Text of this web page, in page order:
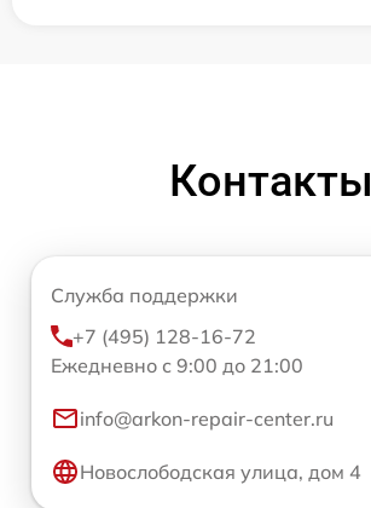
Контакты
Служба поддержки
+7 (495) 128-16-72
Ежедневно с 9:00 до 21:00
info@arkon-repair-center.ru
Новослободская улица, дом 4